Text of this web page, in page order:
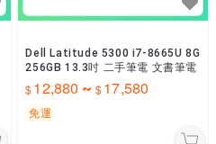
Dell Latitude 5300 i7-8665U 8G
256GB 13.3吋 二手筆電 文書筆電
12,880 ~ 17,580
免運